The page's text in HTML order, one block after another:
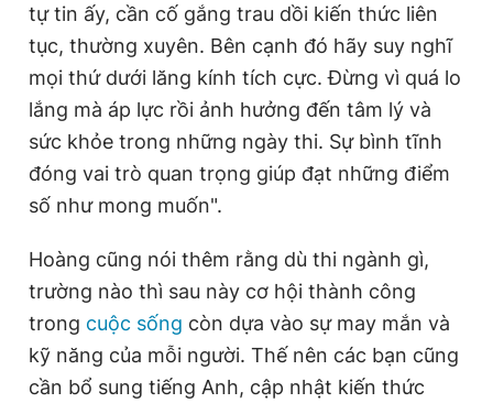
tự tin ấy, cần cố gắng trau dồi kiến thức liên
tục, thường xuyên. Bên cạnh đó hãy suy nghĩ
mọi thứ dưới lăng kính tích cực. Đừng vì quá lo
lắng mà áp lực rồi ảnh hưởng đến tâm lý và
sức khỏe trong những ngày thi. Sự bình tĩnh
đóng vai trò quan trọng giúp đạt những điểm
số như mong muốn".
Hoàng cũng nói thêm rằng dù thi ngành gì,
trường nào thì sau này cơ hội thành công
trong cuộc sống còn dựa vào sự may mắn và
kỹ năng của mỗi người. Thế nên các bạn cũng
cần bổ sung tiếng Anh, cập nhật kiến thức